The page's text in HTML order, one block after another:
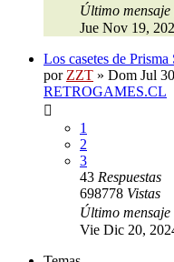
Último mensaje
Jue Nov 19,
Los casetes de Prisma
por ZZT » Dom Jul
RETROGAMES.CL
1
2
3
43 Respuestas
698778 Vistas
Último mensaje
Vie Dic 20,